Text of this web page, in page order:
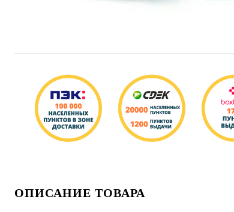
ОПИСАНИЕ ТОВАРА